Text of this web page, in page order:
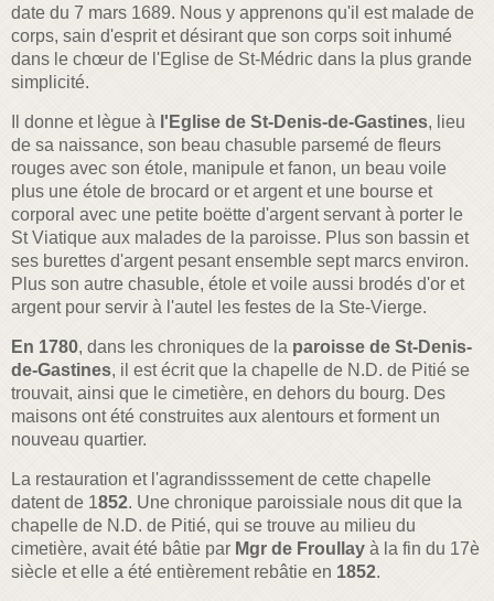
date du 7 mars 1689. Nous y apprenons qu'il est malade de
corps, sain d'esprit et désirant que son corps soit inhumé
dans le chœur de l'Eglise de St-Médric dans la plus grande
simplicité.
Il donne et lègue à l'Eglise de St-Denis-de-Gastines, lieu
de sa naissance, son beau chasuble parsemé de fleurs
rouges avec son étole, manipule et fanon, un beau voile
plus une étole de brocard or et argent et une bourse et
corporal avec une petite boëtte d'argent servant à porter le
St Viatique aux malades de la paroisse. Plus son bassin et
ses burettes d'argent pesant ensemble sept marcs environ.
Plus son autre chasuble, étole et voile aussi brodés d'or et
argent pour servir à l'autel les festes de la Ste-Vierge.
En 1780, dans les chroniques de la paroisse de St-Denis-
de-Gastines, il est écrit que la chapelle de N.D. de Pitié se
trouvait, ainsi que le cimetière, en dehors du bourg. Des
maisons ont été construites aux alentours et forment un
nouveau quartier.
La restauration et l'agrandisssement de cette chapelle
datent de 1852. Une chronique paroissiale nous dit que la
chapelle de N.D. de Pitié, qui se trouve au milieu du
cimetière, avait été bâtie par Mgr de Froullay à la fin du 17è
siècle et elle a été entièrement rebâtie en 1852.